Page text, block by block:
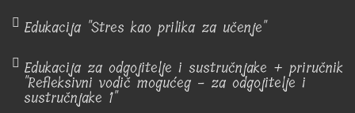
Edukacija "Stres kao prilika za učenje"
Edukacija za odgojitelje i sustručnjake + priručnik
"Refleksivni vodič mogućeg - za odgojitelje i
sustručnjake 1"